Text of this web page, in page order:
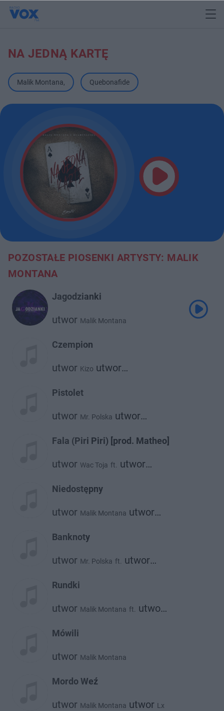
NA JEDNĄ KARTĘ
Malik Montana, Quebonafide
POZOSTAŁE PIOSENKI ARTYSTY: MALIK
MONTANA
Jagodzianki
utwor Malik Montana
Czempion
utwor Kizo utwor
Pistolet
utwor Mr. Polska utwor
Fala (Piri Piri) [prod. Matheo]
utwor Wac Toja ft. utwor
Niedostępny
utwor Malik Montana utwor
Banknoty
utwor Mr. Polska ft. utwor
Rundki
utwor Malik Montana ft. utwor
Mówili
utwor Malik Montana
Mordo Weź
utwor Malik Montana utwor Lx